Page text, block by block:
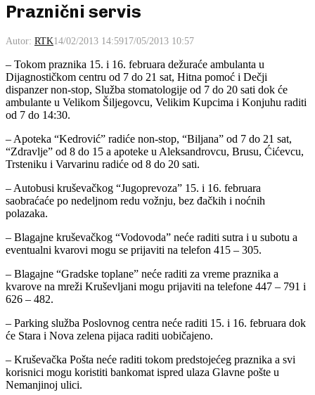
Praznični servis
Autor: RTK14/02/2013 14:5917/05/2013 10:57
– Tokom praznika 15. i 16. februara dežuraće ambulanta u
Dijagnostičkom centru od 7 do 21 sat, Hitna pomoć i Dečji
dispanzer non-stop, Služba stomatologije od 7 do 20 sati dok će
ambulante u Velikom Šiljegovcu, Velikim Kupcima i Konjuhu raditi
od 7 do 14:30.
– Apoteka “Kedrović” radiće non-stop, “Biljana” od 7 do 21 sat,
“Zdravlje” od 8 do 15 a apoteke u Aleksandrovcu, Brusu, Ćićevcu,
Trsteniku i Varvarinu radiće od 8 do 20 sati.
– Autobusi kruševačkog “Jugoprevoza” 15. i 16. februara
saobraćaće po nedeljnom redu vožnju, bez đačkih i noćnih
polazaka.
– Blagajne kruševačkog “Vodovoda” neće raditi sutra i u subotu a
eventualni kvarovi mogu se prijaviti na telefon 415 – 305.
– Blagajne “Gradske toplane” neće raditi za vreme praznika a
kvarove na mreži Kruševljani mogu prijaviti na telefone 447 – 791 i
626 – 482.
– Parking služba Poslovnog centra neće raditi 15. i 16. februara dok
će Stara i Nova zelena pijaca raditi uobičajeno.
– Kruševačka Pošta neće raditi tokom predstojećeg praznika a svi
korisnici mogu koristiti bankomat ispred ulaza Glavne pošte u
Nemanjinoj ulici.